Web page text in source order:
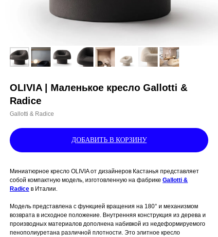
OLIVIA | Маленькое кресло Gallotti &
Radice
Gallotti & Radice
ДОБАВИТЬ В КОРЗИНУ
Миниатюрное кресло OLIVIA от дизайнеров Кастанья представляет
собой компактную модель, изготовленную на фабрике Gallotti &
Radice в Италии.
Модель представлена с функцией вращения на 180° и механизмом
возврата в исходное положение. Внутренняя конструкция из дерева и
производных материалов дополнена набивкой из недеформируемого
пенополиуретана различной плотности. Это элитное кресло